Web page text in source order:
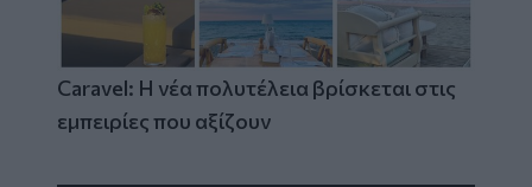
Caravel: Η νέα πολυτέλεια βρίσκεται στις
εμπειρίες που αξίζουν